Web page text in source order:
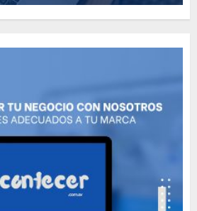
How Many of These Italian
MAYO 14, 2024 812
Need to Know About the
Classic Cars in a Retro
Movie?